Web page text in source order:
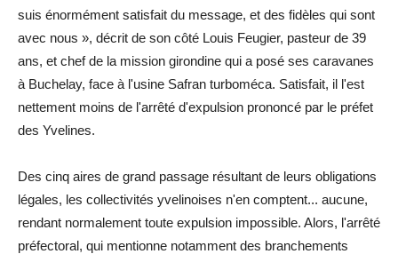
suis énormément satisfait du message, et des fidèles qui sont
avec nous », décrit de son côté Louis Feugier, pasteur de 39
ans, et chef de la mission girondine qui a posé ses caravanes
à Buchelay, face à l'usine Safran turboméca. Satisfait, il l'est
nettement moins de l'arrêté d'expulsion prononcé par le préfet
des Yvelines.
Des cinq aires de grand passage résultant de leurs obligations
légales, les collectivités yvelinoises n'en comptent... aucune,
rendant normalement toute expulsion impossible. Alors, l'arrêté
préfectoral, qui mentionne notamment des branchements